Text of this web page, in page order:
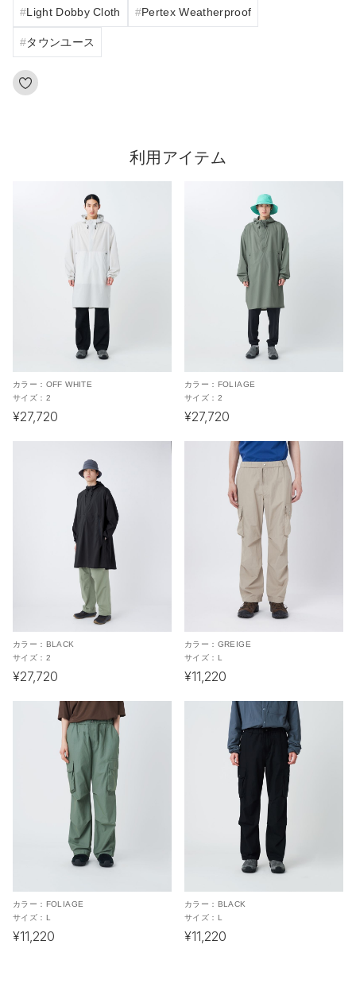
Light Dobby Cloth Pertex Weatherproof
タウンユース
利用アイテム
カラー： OFF WHITE
サイズ： 2
¥27,720
カラー： FOLIAGE
サイズ： 2
¥27,720
カラー： BLACK
サイズ： 2
¥27,720
カラー： GREIGE
サイズ： L
¥11,220
カラー： FOLIAGE
サイズ： L
¥11,220
カラー： BLACK
サイズ： L
¥11,220